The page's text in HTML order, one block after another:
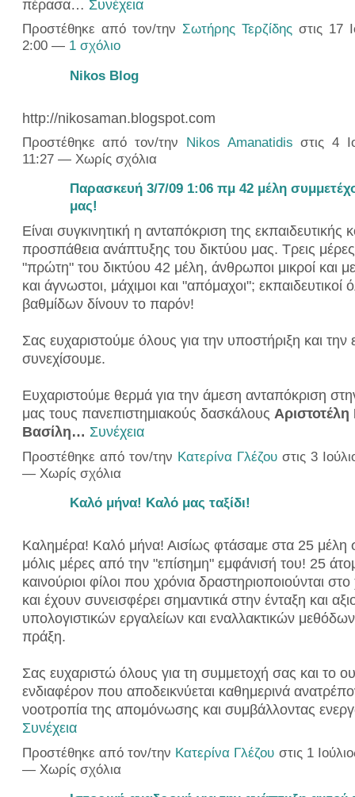
πέρασα… Συνέχεια
Προστέθηκε από τον/την Σωτήρης Τερζίδηςστις 17
2:00 — 1 σχόλιο
Nikos Blog
http://nikosaman.blogspot.com
Προστέθηκε από τον/την Nikos Amanatidis στις 4
11:27 — Χωρίς σχόλια
Παρασκευή 3/7/09 1:06 πμ 42 μέλη
μας!
Είναι συγκινητική η ανταπόκριση της εκπαιδευτικής
προσπάθεια ανάπτυξης του δικτύου μας. Τρεις
"πρώτη" του δικτύου 42 μέλη, άνθρωποι μικροί και
και άγνωστοι, μάχιμοι και "απόμαχοι"; εκπαιδευτικοί
βαθμίδων δίνουν το παρόν!
Σας ευχαριστούμε όλους για την υποστήριξη και
συνεχίσουμε.
Ευχαριστούμε θερμά για την άμεση ανταπόκριση
μας τους πανεπιστημιακούς δασκάλους
Βασίλη… Συνέχεια
Προστέθηκε από τον/την Κατερίνα Γλέζουστις 3
— Χωρίς σχόλια
Καλό μήνα! Καλό μας ταξίδι!
Καλημέρα! Καλό μήνα! Αισίως φτάσαμε στα 25 μέλη
μόλις μέρες από την "επίσημη" εμφάνισή του! 25
καινούριοι φίλοι που χρόνια δραστηριοποιούνται
και έχουν συνεισφέρει σημαντικά στην ένταξη και
υπολογιστικών εργαλείων και εναλλακτικών μεθόδων
πράξη.
Σας ευχαριστώ όλους για τη συμμετοχή σας και το
ενδιαφέρον που αποδεικνύεται καθημερινά
νοοτροπία της απομόνωσης και συμβάλλοντας
Συνέχεια
Προστέθηκε από τον/την Κατερίνα Γλέζου στις 1
— Χωρίς σχόλια